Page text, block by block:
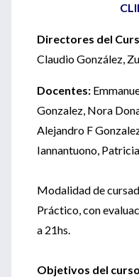
Directores del
Claudio González,
Docentes:
Gonzalez, Nora
Alejandro F
Iannantuono,
Modalidad de
Práctico, con
a 21hs.
Objetivos del